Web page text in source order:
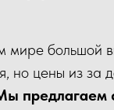
мире большой
но цены из за
предлагаем